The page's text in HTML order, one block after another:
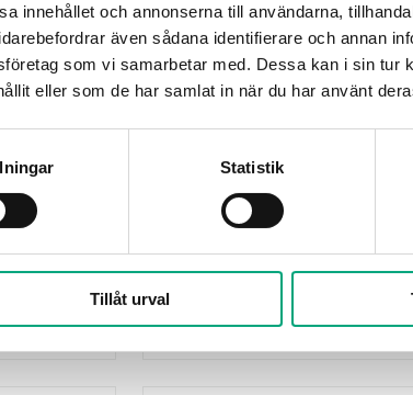
innehållet och annonserna till användarna,
även sådana identifierare och annan
som vi samarbetar med. Dessa kan i sin tur
eller som de har samlat in när du har använt
Statistik
Tillåt urval
den här
att
DS-360473
DS-L-ERS2 Lite är en
för mätning av temperatur
luftfuktighet. Rumsgivaren
utrustad med NFC (Near…
Gränssnitt
Givargränssnitt
LoRaWan
Frekvens